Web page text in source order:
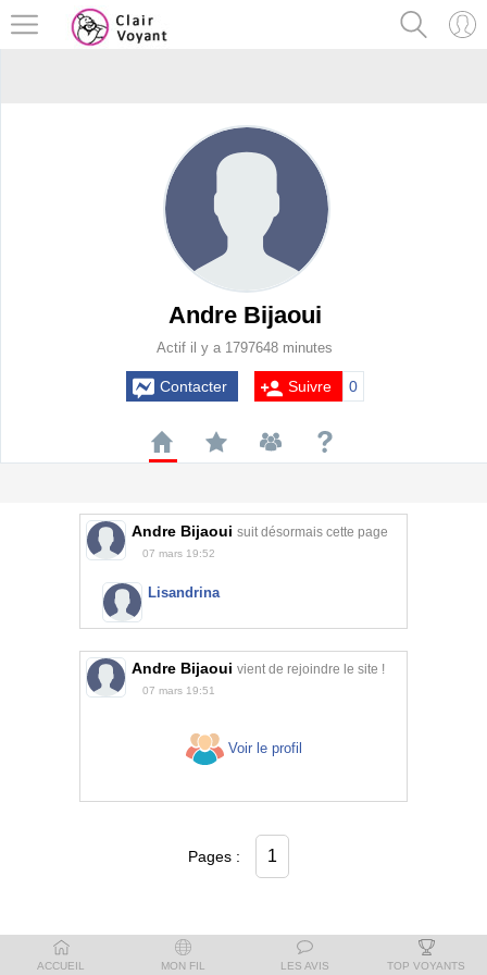
Andre Bijaoui
Actif il y a 1797648 minutes
Contacter Suivre 0
Andre Bijaoui suit désormais cette page
07 mars 19:52
Lisandrina
Andre Bijaoui vient de rejoindre le site !
07 mars 19:51
Voir le profil
Pages : 1
ACCUEIL MON FIL LES AVIS TOP VOYANTS